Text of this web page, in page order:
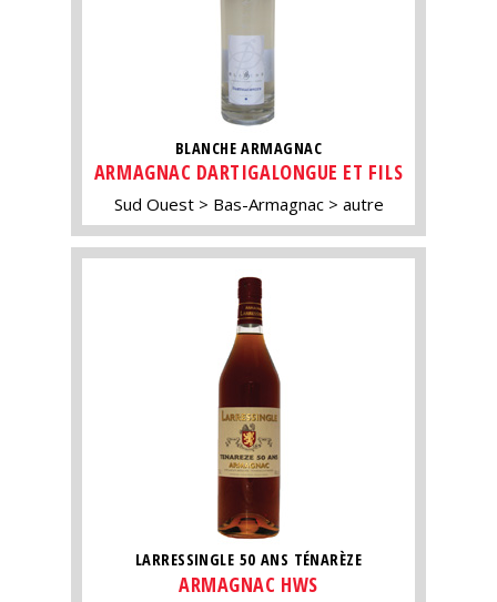
BLANCHE ARMAGNAC
ARMAGNAC DARTIGALONGUE ET FILS
Sud Ouest Bas-Armagnac autre
LARRESSINGLE 50 ANS TÉNARÈZE
ARMAGNAC HWS